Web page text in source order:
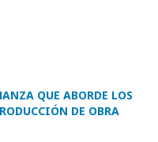
QUE ABORDE LOS
DE OBRA